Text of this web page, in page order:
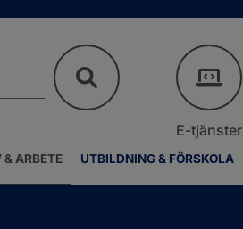
ARBETE UTBILDNING & FÖRSKOLA
E-tjänster